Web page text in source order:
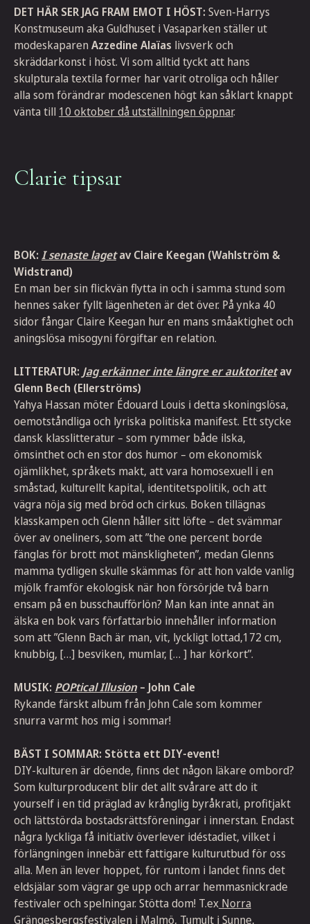
DET HÄR SER JAG FRAM EMOT I HÖST: Sven-Harrys
Konstmuseum aka Guldhuset i Vasaparken ställer ut
modeskaparen Azzedine Alaïas livsverk och
skräddarkonst i höst. Vi som alltid tyckt att hans
skulpturala textila former har varit otroliga och håller
alla som förändrar modescenen högt kan såklart knappt
vänta till 10 oktober då utställningen öppnar.
Clarie tipsar
BOK: I senaste lagetav Claire Keegan (Wahlström &
Widstrand)
En man ber sin flickvän flytta in och i samma stund som
hennes saker fyllt lägenheten är det över. På ynka 40
sidor fångar Claire Keegan hur en mans småaktighet och
aningslösa misogyni förgiftar en relation.
LITTERATUR: Jag erkänner inte längre er auktoritetav
Glenn Bech (Ellerströms)
Yahya Hassan möter Édouard Louis i detta skoningslösa,
oemotståndliga och lyriska politiska manifest. Ett stycke
dansk klasslitteratur – som rymmer både ilska,
ömsinthet och en stor dos humor – om ekonomisk
ojämlikhet, språkets makt, att vara homosexuell i en
småstad, kulturellt kapital, identitetspolitik, och att
vägra nöja sig med bröd och cirkus. Boken tillägnas
klasskampen och Glenn håller sitt löfte – det svämmar
över av oneliners, som att ”the one percent borde
fänglas för brott mot mänskligheten”, medan Glenns
mamma tydligen skulle skämmas för att hon valde vanlig
mjölk framför ekologisk när hon försörjde två barn
ensam på en busschaufförlön? Man kan inte annat än
älska en bok vars författarbio innehåller information
som att ”Glenn Bach är man, vit, lyckligt lottad,172 cm,
knubbig, […] besviken, mumlar, [… ] har körkort”.
MUSIK: POPtical Illusion– John Cale
Rykande färskt album från John Cale som kommer
snurra varmt hos mig i sommar!
BÄST I SOMMAR: Stötta ett DIY-event!
DIY-kulturen är döende, finns det någon läkare ombord?
Som kulturproducent blir det allt svårare att do it
yourself i en tid präglad av krånglig byråkrati, profitjakt
och lättstörda bostadsrättsföreningar i innerstan. Endast
några lyckliga få initiativ överlever idéstadiet, vilket i
förlängningen innebär ett fattigare kulturutbud för oss
alla. Men än lever hoppet, för runtom i landet finns det
eldsjälar som vägrar ge upp och arrar hemmasnickrade
festivaler och spelningar. Stötta dom! T.ex Norra
Grängesbergsfestivalen i Malmö, Tumult i Sunne,